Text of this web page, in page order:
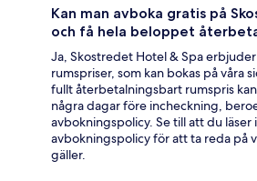
Kan man avboka gratis på
och få hela beloppet
Ja, Skostredet Hotel & Spa
rumspriser, som kan bokas på våra
fullt återbetalningsbart rumspris
några dagar före incheckning,
avbokningspolicy. Se till att du
avbokningspolicy för att ta reda på
gäller.